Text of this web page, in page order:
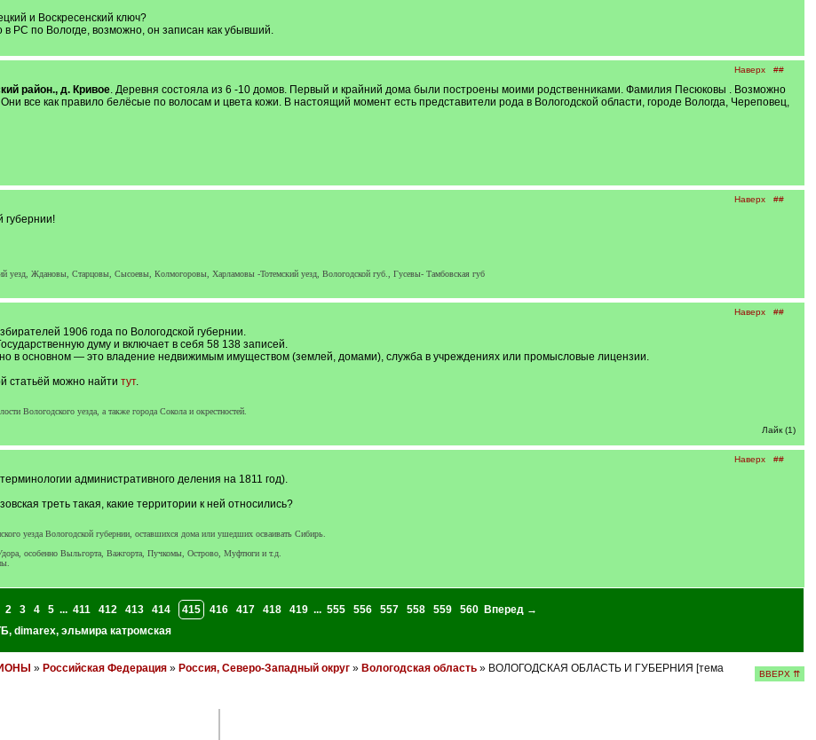
и Воскресенский ключ?
РС по Вологде, возможно, он записан как убывший.
Наверх ##
район., д. Кривое. Деревня состояла из 6 -10 домов. Первый и крайний дома были построены моими родственниками. Фамилия Песюковы . Возможно
все как правило белёсые по волосам и цвета кожи. В настоящий момент есть представители рода в Вологодской области, городе Вологда, Череповец,
Наверх ##
губернии!
уезд, Ждановы, Старцовы, Сысоевы, Колмогоровы, Харламовы -Тотемский уезд, Вологодской губ., Гусевы- Тамбовская губ
Наверх ##
1906 года по Вологодской губернии.
думу и включает в себя 58 138 записей.
в основном — это владение недвижимым имуществом (землей, домами), служба в учреждениях или промысловые лицензии.
статьёй можно найти тут.
Вологодского уезда, а также города Сокола и окрестностей.
Лайк (1)
Наверх ##
административного деления на 1811 год).
треть такая, какие территории к ней относились?
уезда Вологодской губернии, оставшихся дома или ушедших осваивать Сибирь.
особенно Выльгорта, Важгорта, Пучкомы, Острово, Муфтюги и т.д.
2 3 4 5 ... 411 412 413 414 415 416 417 418 419 ... 555 556 557 558 559 560
Вперед →
, dimarex, эльмира катромская
» Российская Федерация» Россия, Северо-Западный округ» Вологодская область» ВОЛОГОДСКАЯ ОБЛАСТЬ И ГУБЕРНИЯ [тема
ВВЕРХ ⇈